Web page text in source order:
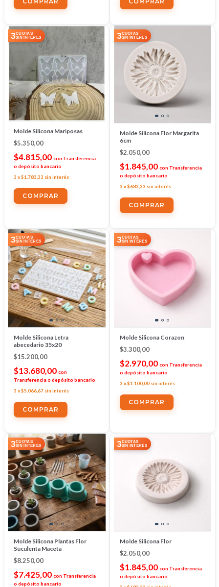
3CUOTAS
SIN INTERÉS
Molde Silicona Mariposas
$5.350,00
$4.815,00 con Transferencia
o depósito bancario
3 x$1.783,33 sin interés
3CUOTAS
SIN INTERÉS
Molde Silicona Flor Margarita
6cm
$2.050,00
$1.845,00 con Transferencia
o depósito bancario
3 x$683,33 sin interés
3CUOTAS
SIN INTERÉS
Molde Silicona Letra
abecedario 35x20
$15.200,00
$13.680,00 con
Transferencia o depósito bancario
3 x$5.066,67 sin interés
3CUOTAS
SIN INTERÉS
Molde Silicona Corazon
$3.300,00
$2.970,00 con Transferencia
o depósito bancario
3 x$1.100,00 sin interés
3CUOTAS
SIN INTERÉS
Molde Silicona Plantas Flor
Suculenta Maceta
$8.250,00
$7.425,00 con Transferencia
o depósito bancario
3CUOTAS
SIN INTERÉS
Molde Silicona Flor
$2.050,00
$1.845,00 con Transferencia
o depósito bancario